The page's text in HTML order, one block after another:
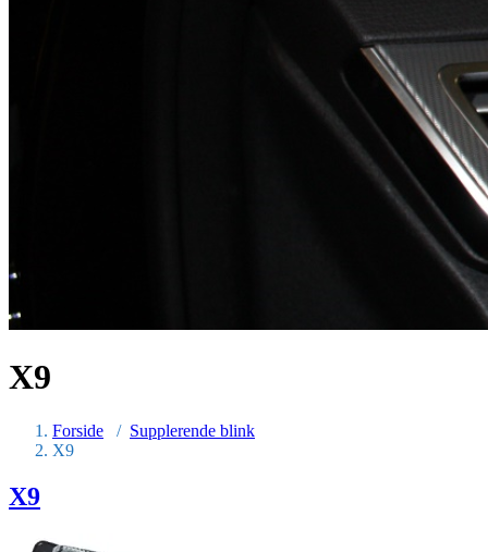
X9
Forside / Supplerende blink
X9
X9